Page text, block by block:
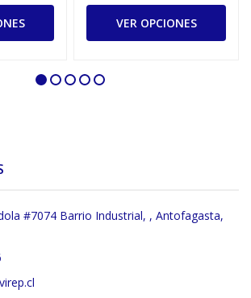
VER OPCIONES
#7074 Barrio Industrial, , Antofagasta,